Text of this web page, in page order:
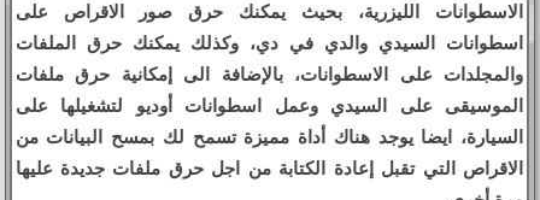
الاسطوانات الليزرية، بحيث يمكنك حرق صور الاقراص على
اسطوانات السيدي والدي في دي، وكذلك يمكنك حرق الملفات
والمجلدات على الاسطوانات، بالإضافة الى إمكانية حرق ملفات
الموسيقى على السيدي وعمل اسطوانات أوديو لتشغيلها على
السيارة، ايضا يوجد هناك أداة مميزة تسمح لك بمسح البيانات من
الاقراص التي تقبل إعادة الكتابة من اجل حرق ملفات جديدة عليها